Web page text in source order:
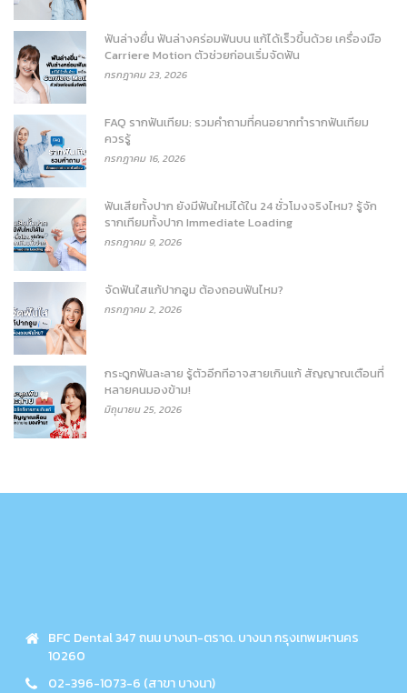
ฟันล่างยื่น ฟันล่างคร่อมฟันบน แก้ได้เร็วขึ้นด้วย เครื่องมือ
Carriere Motion ตัวช่วยก่อนเริ่มจัดฟัน
กรกฎาคม 23, 2026
FAQ รากฟันเทียม: รวมคำถามที่คนอยากทำรากฟันเทียม
ควรรู้
กรกฎาคม 16, 2026
ฟันเสียทั้งปาก ยังมีฟันใหม่ได้ใน 24 ชั่วโมงจริงไหม? รู้จัก
รากเทียมทั้งปาก Immediate Loading
กรกฎาคม 9, 2026
จัดฟันใสแก้ปากอูม ต้องถอนฟันไหม?
กรกฎาคม 2, 2026
กระดูกฟันละลาย รู้ตัวอีกทีอาจสายเกินแก้ สัญญาณเตือนที่
หลายคนมองข้าม!
มิถุนายน 25, 2026
BFC Dental 347 ถนน บางนา-ตราด. บางนา กรุงเทพมหานคร
10260
02-396-1073-6 (สาขา บางนา)